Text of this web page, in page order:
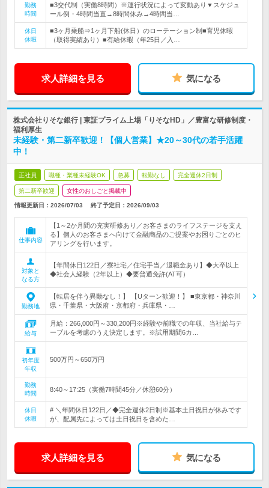
勤務
時間
■3交代制（実働8時間）※運行状況によって変動あり▼スケジュ
ール例・4時間当直→8時間休み→4時間当…
休日
休暇
■3ヶ月乗船⇒1ヶ月下船(休日）のローテーション制■育児休暇
（取得実績あり）■有給休暇（年25日／入…
求人詳細を見る 気になる
株式会社りそな銀行 | 東証プライム上場「りそなHD」／豊富な研修制度・
福利厚生
未経験・第二新卒歓迎！【個人営業】★20～30代の若手活躍
中！
正社員 職種・業種未経験OK 急募 転勤なし 完全週休2日制
第二新卒歓迎 女性のおしごと掲載中
情報更新日：2026/07/03 終了予定日： 2026/09/03
仕事内容
【1～2か月間の充実研修あり／お客さまのライフステージを支え
る】個人のお客さまへ向けて金融商品のご提案やお困りごとのヒ
アリングを行います。
対象と
なる方
【年間休日122日／寮社宅／住宅手当／退職金あり】◆大卒以上
◆社会人経験（2年以上）◆要普通免許(AT可）
勤務地
【転居を伴う異動なし！】 【Uターン歓迎！】 ■東京都・神奈川
県・千葉県・大阪府・京都府・兵庫県・…
給与
月給：266,000円～330,200円※経験や前職での年収、当社給与テ
ーブルを考慮のうえ決定します。※試用期間6カ…
初年度
年収
500万円～650万円
勤務
時間
8:40～17:25（実働7時間45分／休憩60分）
休日
休暇
# ＼年間休日122日／◆完全週休2日制※基本土日祝日が休みです
が、配属先によっては土日祝日を含めた…
求人詳細を見る 気になる